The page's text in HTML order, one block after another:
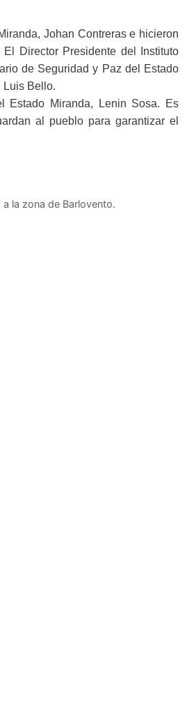
Johan Contreras e hicieron
Director Presidente del Instituto
de Seguridad y Paz del Estado
Luis Bello.
Estado Miranda, Lenin Sosa. Es
al pueblo para garantizar el
la zona de Barlovento.